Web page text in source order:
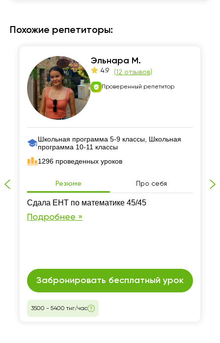
Похожие репетиторы:
Эльнара М.
4.9 (12 отзывов)
Проверенный репетитор
Школьная программа 5-9 классы, Школьная
программа 10-11 классы
1296 проведенных уроков
Резюме Про себя
Сдала ЕНТ по математике 45/45
Подробнее »
Забронировать бесплатный урок
3500 - 5400 тнг/час